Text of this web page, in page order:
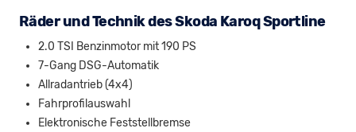
Räder und Technik des Skoda Karoq Sportline
2.0 TSI Benzinmotor mit 190 PS
7-Gang DSG-Automatik
Allradantrieb (4x4)
Fahrprofilauswahl
Elektronische Feststellbremse